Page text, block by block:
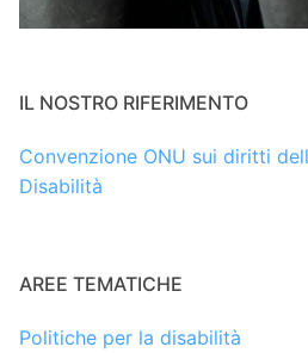
IL NOSTRO RIFERIMENTO
Convenzione ONU sui diritti
Disabilità
AREE TEMATICHE
Politiche per la disabilità